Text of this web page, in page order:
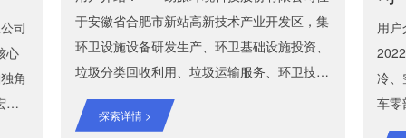
司
心
角
生
于安徽省合肥市新站高新技术产业开发区，集
环卫设施设备研发生产、环卫基础设施投资、
垃圾分类回收利用、垃圾运输服务、环卫技术
服务为一体的国内环卫企业。先后取得了高新
技术企业，省级创新型企业，国家标准化管理
探索详情 >
用
冷
车
营